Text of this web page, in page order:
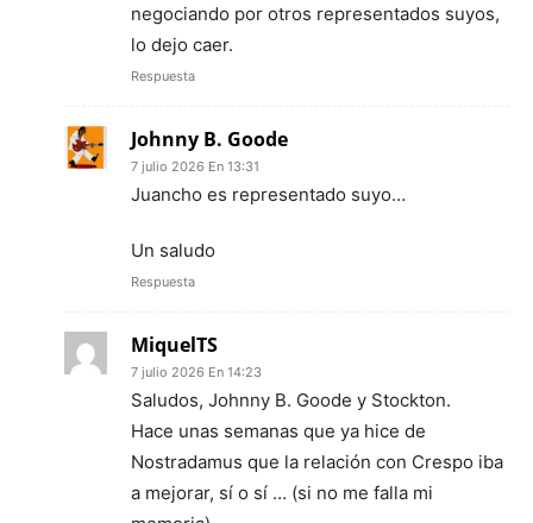
negociando por otros representados suyos,
lo dejo caer.
Respuesta
Johnny B. Goode
7 julio 2026 En 13:31
Juancho es representado suyo…
Un saludo
Respuesta
MiquelTS
7 julio 2026 En 14:23
Saludos, Johnny B. Goode y Stockton.
Hace unas semanas que ya hice de
Nostradamus que la relación con Crespo iba
a mejorar, sí o sí … (si no me falla mi